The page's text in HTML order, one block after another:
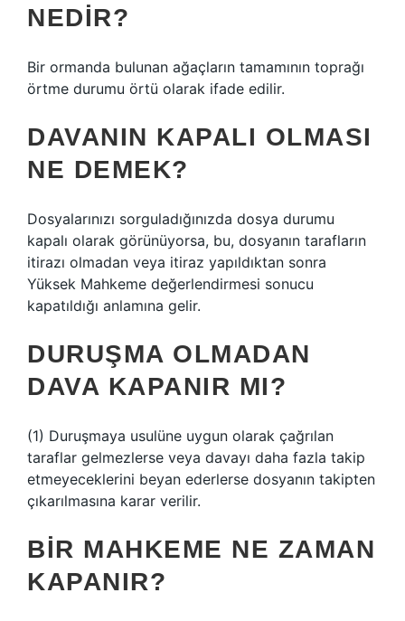
NEDIR?
Bir ormanda bulunan ağaçların tamamının toprağı
örtme durumu örtü olarak ifade edilir.
DAVANIN KAPALI OLMASI
NE DEMEK?
Dosyalarınızı sorguladığınızda dosya durumu
kapalı olarak görünüyorsa, bu, dosyanın tarafların
itirazı olmadan veya itiraz yapıldıktan sonra
Yüksek Mahkeme değerlendirmesi sonucu
kapatıldığı anlamına gelir.
DURUŞMA OLMADAN
DAVA KAPANIR MI?
(1) Duruşmaya usulüne uygun olarak çağrılan
taraflar gelmezlerse veya davayı daha fazla takip
etmeyeceklerini beyan ederlerse dosyanın takipten
çıkarılmasına karar verilir.
BIR MAHKEME NE ZAMAN
KAPANIR?